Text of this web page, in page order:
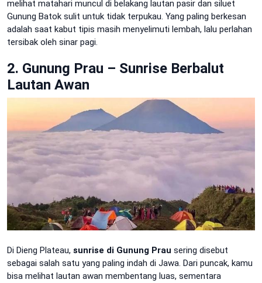
melihat matahari muncul di belakang lautan pasir dan siluet
Gunung Batok sulit untuk tidak terpukau. Yang paling berkesan
adalah saat kabut tipis masih menyelimuti lembah, lalu perlahan
tersibak oleh sinar pagi.
2. Gunung Prau – Sunrise Berbalut
Lautan Awan
Di Dieng Plateau, sunrise di Gunung Prau sering disebut
sebagai salah satu yang paling indah di Jawa. Dari puncak, kamu
bisa melihat lautan awan membentang luas, sementara